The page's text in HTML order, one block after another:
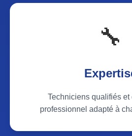
🔧
Techniciens qualifiés et
professionnel adapté à